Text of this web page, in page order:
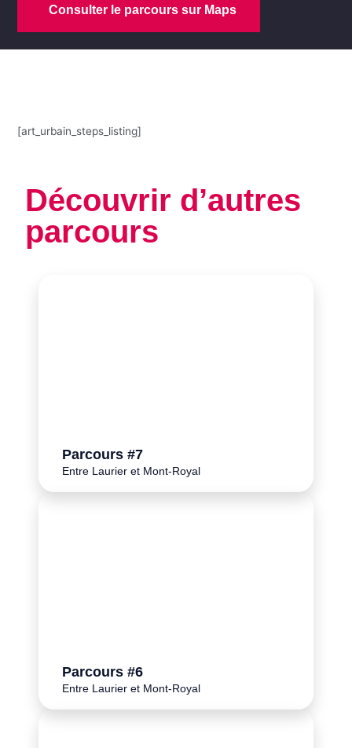
[art_urbain_steps_listing]
Consulter le parcours sur Maps
Découvrir d’autres
parcours
Parcours #7
Entre Laurier et Mont-Royal
Parcours #6
Entre Laurier et Mont-Royal